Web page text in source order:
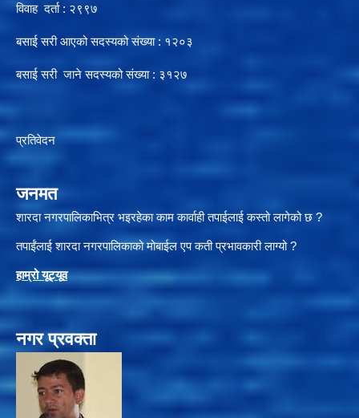
विवाह दर्ता : २९९७
बसाई सरी आएको सदस्यको संख्या : १२०३
बसाई सरी जाने सदस्यको संख्या : ३१२७
प्रतिवेदन
जनमत
शारदा नगरपालिकाभित्र भइरहेका काम कार्वाही तपाईलाई कस्तो लागेको छ ?
तपाईंलाई शारदा नगरपालिकाको मोबाईल एप कती प्रभावकारी लाग्यो ?
हाम्रो यूट्यूव
नगर प्रवक्ता